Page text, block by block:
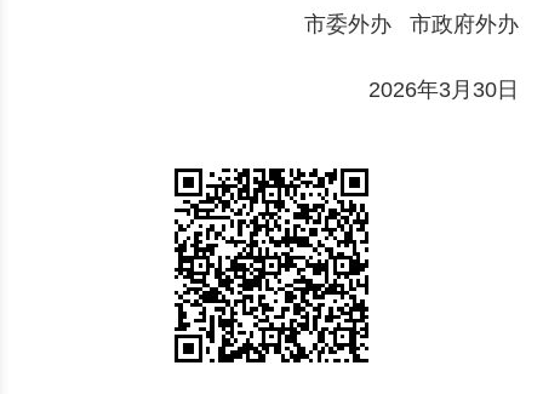
市委外办 市政府外办
2026年3月30日